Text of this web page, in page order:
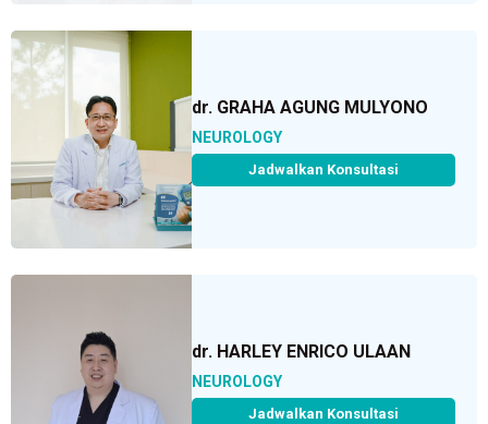
dr. GRAHA AGUNG MULYONO
NEUROLOGY
Jadwalkan Konsultasi
dr. HARLEY ENRICO ULAAN
NEUROLOGY
Jadwalkan Konsultasi